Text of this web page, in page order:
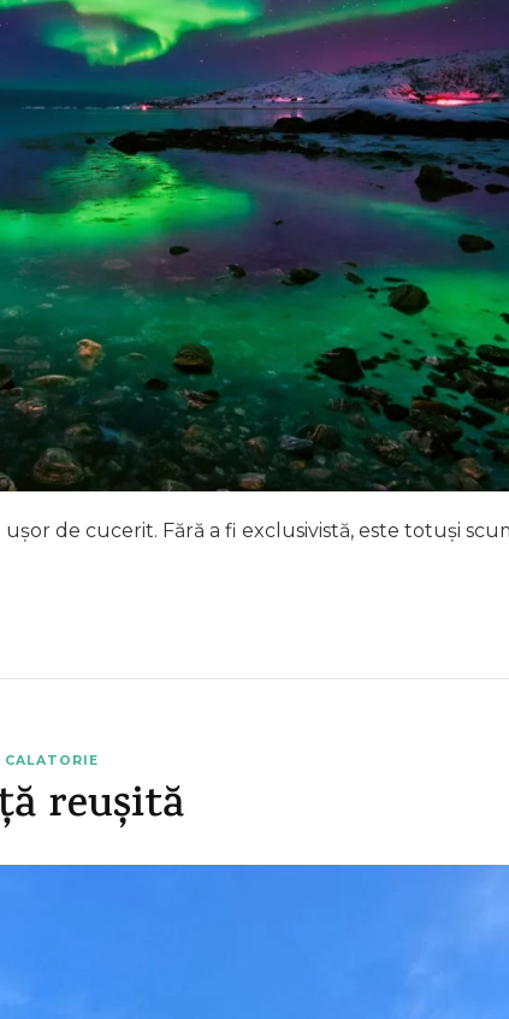
de cucerit. Fără a fi exclusivistă, este totuși
CALATORIE
reușită